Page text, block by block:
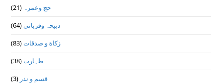
حج وعمرہ (21)
ذبیحہ وقربانی(64)
زکاة و صدقات(83)
طہارت(38)
قسم و نذر (3)